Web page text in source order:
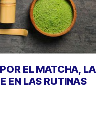
EL MATCHA, LA
EN LAS RUTINAS